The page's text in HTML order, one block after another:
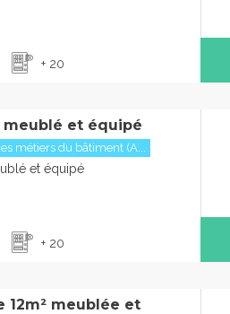
+ 20
meublé et équipé
métiers du bâtiment (A...
et équipé
+ 20
12m² meublée et